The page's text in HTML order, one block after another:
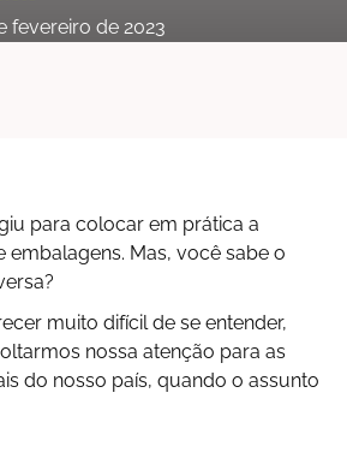
fevereiro de 2023
para colocar em prática a
embalagens. Mas, você sabe o
muito difícil de se entender,
nossa atenção para as
do nosso país, quando o assunto